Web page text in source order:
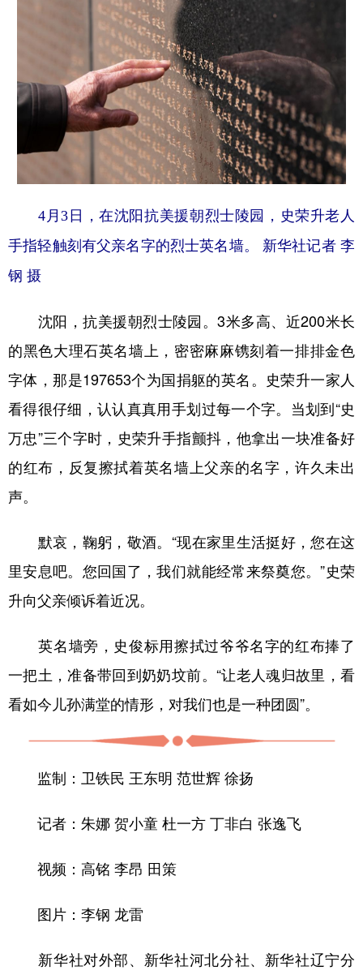
4月3日，在沈阳抗美援朝烈士陵园，史荣升老人
手指轻触刻有父亲名字的烈士英名墙。 新华社记者 李
钢 摄
沈阳，抗美援朝烈士陵园。3米多高、近200米长
的黑色大理石英名墙上，密密麻麻镌刻着一排排金色
字体，那是197653个为国捐躯的英名。史荣升一家人
看得很仔细，认认真真用手划过每一个字。当划到“史
万忠”三个字时，史荣升手指颤抖，他拿出一块准备好
的红布，反复擦拭着英名墙上父亲的名字，许久未出
声。
默哀，鞠躬，敬酒。“现在家里生活挺好，您在这
里安息吧。您回国了，我们就能经常来祭奠您。”史荣
升向父亲倾诉着近况。
英名墙旁，史俊标用擦拭过爷爷名字的红布捧了
一把土，准备带回到奶奶坟前。“让老人魂归故里，看
看如今儿孙满堂的情形，对我们也是一种团圆”。
监制：卫铁民 王东明 范世辉 徐扬
记者：朱娜 贺小童 杜一方 丁非白 张逸飞
视频：高铭 李昂 田策
图片：李钢 龙雷
新华社对外部、新华社河北分社、新华社辽宁分